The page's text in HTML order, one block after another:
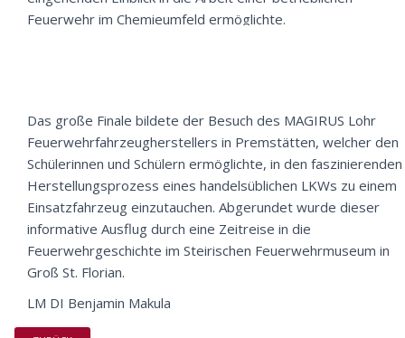
Feuerwehr im Chemieumfeld ermöglichte.
Das große Finale bildete der Besuch des MAGIRUS Lohr
Feuerwehrfahrzeugherstellers in Premstätten, welcher den
Schülerinnen und Schülern ermöglichte, in den faszinierenden
Herstellungsprozess eines handelsüblichen LKWs zu einem
Einsatzfahrzeug einzutauchen. Abgerundet wurde dieser
informative Ausflug durch eine Zeitreise in die
Feuerwehrgeschichte im Steirischen Feuerwehrmuseum in
Groß St. Florian.
LM DI Benjamin Makula